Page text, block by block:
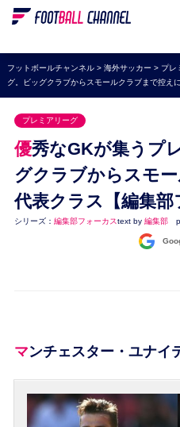
WEリーグ
海外サッカー
プレミアリーグ
ラ・リーガ
セリエA
ブンデスリーガ
UEFA
ナショナルチーム
フットボールチャンネル> 海外サッカー > プレ
グ。ビッグクラブからスモールクラブまで控え
プレミアリーグ
優秀なGKが集うプレミアリーグ。ビッ
グクラブからスモ
代表クラス【編集部
シリーズ： 編集部フォーカスtext by 編集部
マンチェスター・ユナイ